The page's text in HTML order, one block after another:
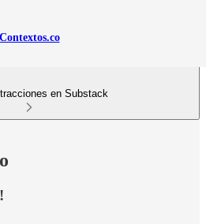
Contextos.co
en Substack